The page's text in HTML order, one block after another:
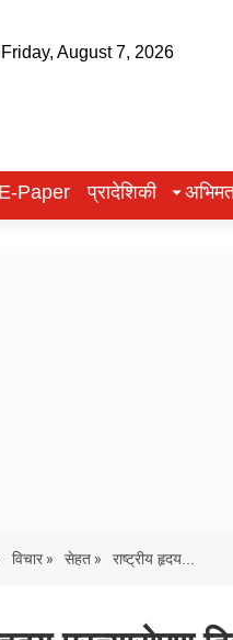
Friday, August 7, 2026
E-Paper प्रादेशिकी
विचार » सेहत » राष्ट्रीय हृदय...